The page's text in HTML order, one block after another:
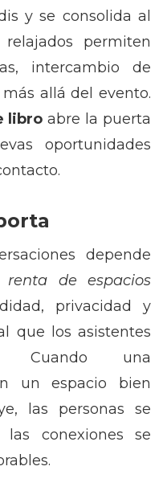
y se consolida al
permiten
intercambio de
allá del evento.
libro abre la puerta
oportunidades
depende
renta de espacios
privacidad y
que los asistentes
Cuando una
un espacio bien
las personas se
conexiones se